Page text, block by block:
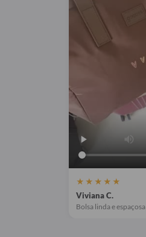
★★★★★
Viviana C.
Bolsa linda e espaçosa